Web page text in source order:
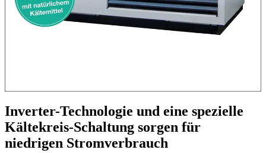
Inverter-Technologie und eine spezielle
Kältekreis-Schaltung sorgen für
niedrigen Stromverbrauch